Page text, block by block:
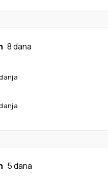
8 dana
5 dana